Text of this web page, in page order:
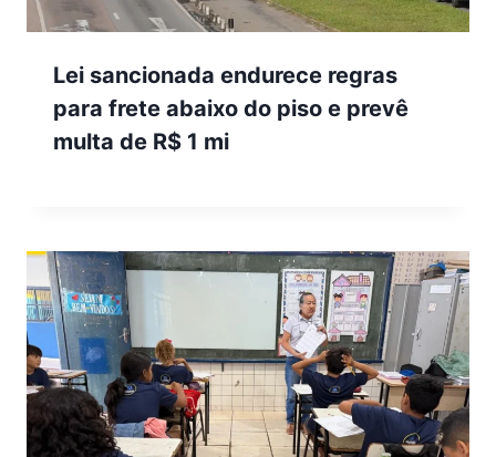
Lei sancionada endurece regras
para frete abaixo do piso e prevê
multa de R$ 1 mi